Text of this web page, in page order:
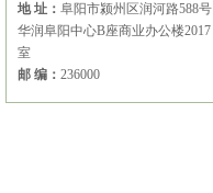
地 址： 阜阳市颍州区润河路588号
华润阜阳中心B座商业办公楼2017
室
邮 编： 236000